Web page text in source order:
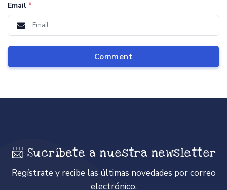
Email *
Comment
📨 Sucríbete a nuestra newsletter
Regístrate y recibe las últimas novedades por correo
electrónico.